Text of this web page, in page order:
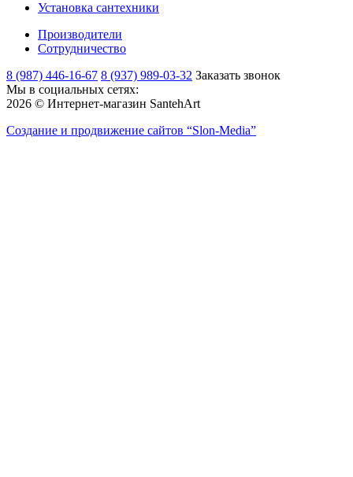
Установка сантехники
Производители
Сотрудничество
8 (987) 446-16-67 8 (937) 989-03-32 Заказать звонок
Мы в социальных сетях:
2026 © Интернет-магазин SantehArt
Создание и продвижение сайтов “Slon-Media”